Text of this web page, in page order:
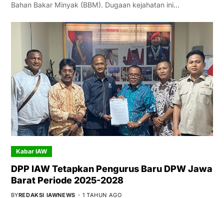
Bahan Bakar Minyak (BBM). Dugaan kejahatan ini…
Kabar IAW
DPP IAW Tetapkan Pengurus Baru DPW Jawa
Barat Periode 2025-2028
BYREDAKSI IAWNEWS 1 TAHUN AGO